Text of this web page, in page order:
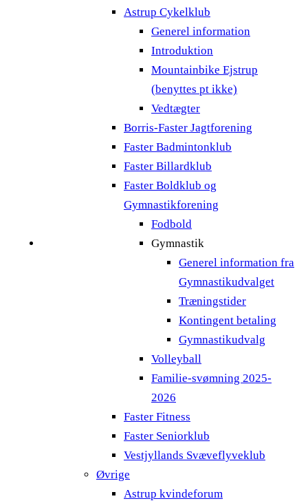
Astrup Cykelklub
Generel information
Introduktion
Mountainbike Ejstrup
(benyttes pt ikke)
Vedtægter
Borris-Faster Jagtforening
Faster Badmintonklub
Faster Billardklub
Faster Boldklub og
Gymnastikforening
Fodbold
Gymnastik
Generel information fra
Gymnastikudvalget
Træningstider
Kontingent betaling
Gymnastikudvalg
Volleyball
Familie-svømning 2025-
2026
Faster Fitness
Faster Seniorklub
Vestjyllands Svæveflyveklub
Øvrige
Astrup kvindeforum